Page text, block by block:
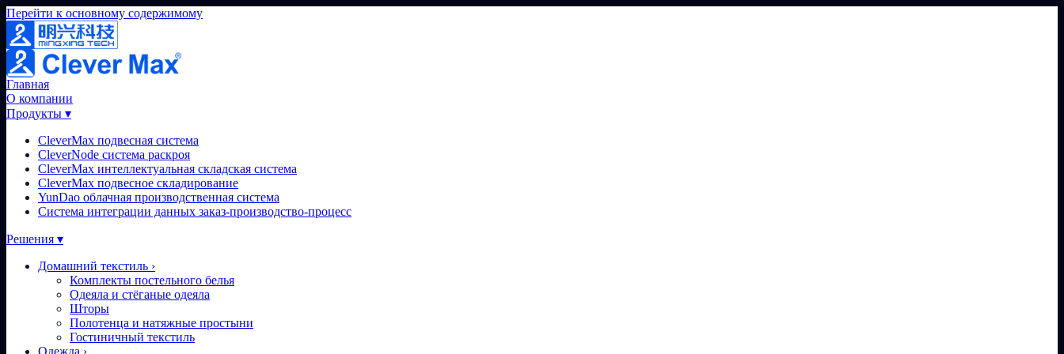
Перейти к основному содержимому
Главная
О компании
Продукты ▾
CleverMax подвесная система
CleverNode система раскроя
CleverMax интеллектуальная складская система
CleverMax подвесное складирование
YunDao облачная производственная система
Система интеграции данных заказ-производство-процесс
Решения ▾
Домашний текстиль ›
Комплекты постельного белья
Одеяла и стёганые одеяла
Шторы
Полотенца и натяжные простыни
Гостиничный текстиль
Одежда ›